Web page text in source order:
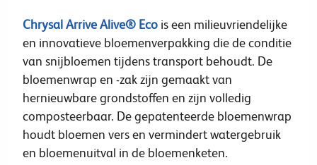
Chrysal Arrive Alive® Eco is een milieuvriendelijke
en innovatieve bloemenverpakking die de conditie
van snijbloemen tijdens transport behoudt. De
bloemenwrap en -zak zijn gemaakt van
hernieuwbare grondstoffen en zijn volledig
composteerbaar. De gepatenteerde bloemenwrap
houdt bloemen vers en vermindert watergebruik
en bloemenuitval in de bloemenketen.